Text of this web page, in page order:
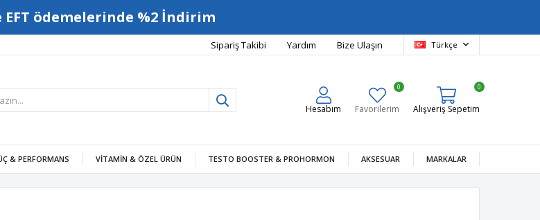
EFT ödemelerinde %2 İndirim
Sipariş Takibi Yardım Bize Ulaşın Türkçe
Hesabım Favorilerim
0
Alışveriş Sepetim
0
& PERFORMANS VITAMIN & ÖZEL ÜRÜN TESTO BOOSTER & PROHORMON AKSESUAR MARKALAR